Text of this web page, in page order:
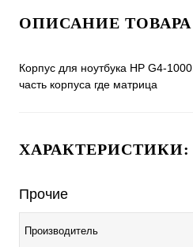
ОПИСАНИЕ ТОВАРА
Корпус для ноутбука HP G4-
часть корпуса где матрица
ХАРАКТЕРИСТИКИ:
Прочие
Производитель